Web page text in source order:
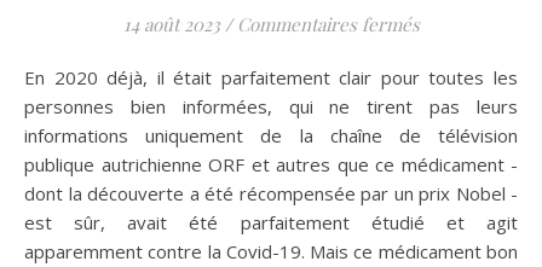
14 août 2023 / Commentaires ferméssur La fin des
En 2020 déjà, il était parfaitement clair pour toutes les
personnes bien informées, qui ne tirent pas leurs
informations uniquement de la chaîne de télévision
publique autrichienne ORF et autres que ce médicament -
dont la découverte a été récompensée par un prix Nobel -
est sûr, avait été parfaitement étudié et agit
apparemment contre la Covid-19. Mais ce médicament bon